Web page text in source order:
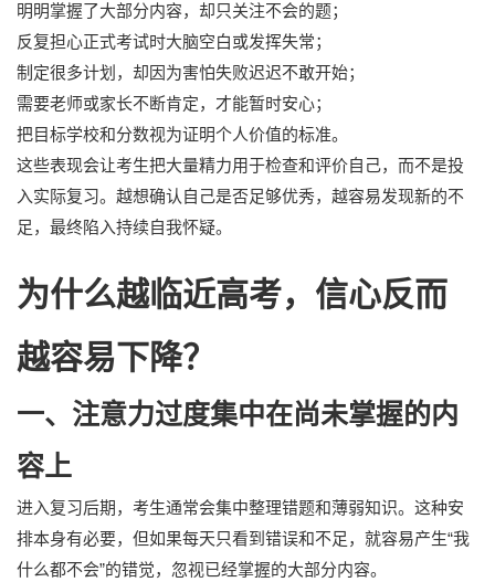
明明掌握了大部分内容，却只关注不会的题；
反复担心正式考试时大脑空白或发挥失常；
制定很多计划，却因为害怕失败迟迟不敢开始；
需要老师或家长不断肯定，才能暂时安心；
把目标学校和分数视为证明个人价值的标准。
这些表现会让考生把大量精力用于检查和评价自己，而不是投
入实际复习。越想确认自己是否足够优秀，越容易发现新的不
足，最终陷入持续自我怀疑。
为什么越临近高考，信心反而
越容易下降？
一、注意力过度集中在尚未掌握的内
容上
进入复习后期，考生通常会集中整理错题和薄弱知识。这种安
排本身有必要，但如果每天只看到错误和不足，就容易产生“我
什么都不会”的错觉，忽视已经掌握的大部分内容。